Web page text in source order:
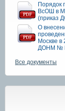
Порядок
ВсОШ в
(приказ
О
Москве в
ДОНМ №
Все документы